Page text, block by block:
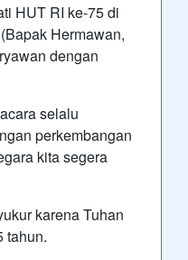
HUT RI ke-75 di
Hermawan,
dengan
selalu
perkembangan
kita segera
karena Tuhan
tahun.